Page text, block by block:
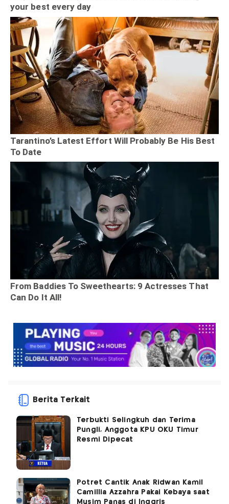
Berita Terkait
Terbukti Selingkuh dan Terima
Pungli, Anggota KPU OKU Timur
Resmi Dipecat
Potret Cantik Anak Ridwan Kamil
Camillia Azzahra Pakai Kebaya saat
Musim Panas di Inggris